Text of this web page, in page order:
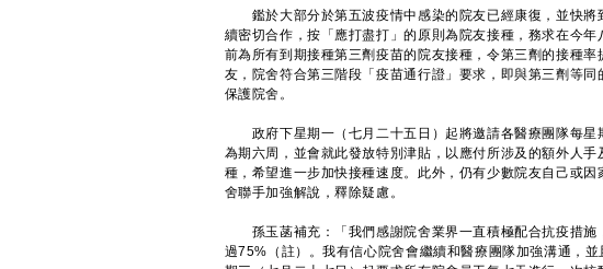
鑑於大部分於第五波疫情中感染的院友已經康復，並快將
續密切合作，按「應打盡打」的原則為院友接種，務求在今
前為所有到期接種第三劑疫苗的院友接種，令第三劑的接種
友，院舍符合第三階段「疫苗通行證」要求，即與第三劑等
保護院舍。
政府下星期一（七月二十五日）起將邀請各醫療團隊每星
為期六周，並會就此發放特別津貼，以應付所涉及的額外人
種，希望進一步加快接種速度。此外，仍有少數院友自己或
舍聯手加強解說，釋除疑慮。
孫玉菡補充：「我們感謝院舍業界一直積極配合抗疫措施
過75%（註）。我有信心院舍會繼續和醫療團隊加強溝通，